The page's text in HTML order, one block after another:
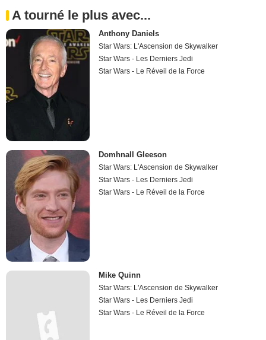
A tourné le plus avec...
Anthony Daniels
Star Wars: L'Ascension de Skywalker
Star Wars - Les Derniers Jedi
Star Wars - Le Réveil de la Force
Domhnall Gleeson
Star Wars: L'Ascension de Skywalker
Star Wars - Les Derniers Jedi
Star Wars - Le Réveil de la Force
Mike Quinn
Star Wars: L'Ascension de Skywalker
Star Wars - Les Derniers Jedi
Star Wars - Le Réveil de la Force